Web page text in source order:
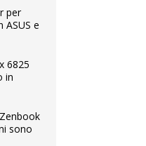
per
ASUS e
6825
in
sono